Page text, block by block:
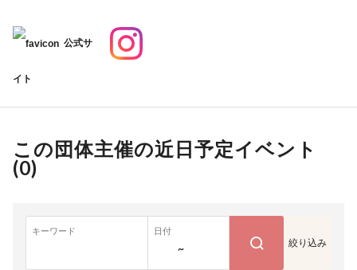
公式サ
イト
この団体主催の近日予定イベント
(0)
キーワード 日付
~ 絞り込み